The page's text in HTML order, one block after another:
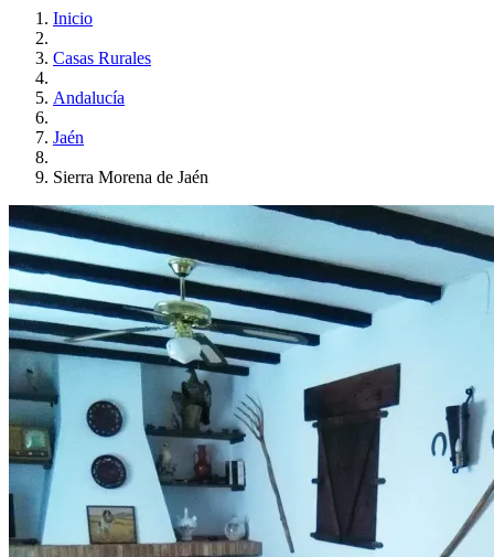
Inicio
Casas Rurales
Andalucía
Jaén
Sierra Morena de Jaén